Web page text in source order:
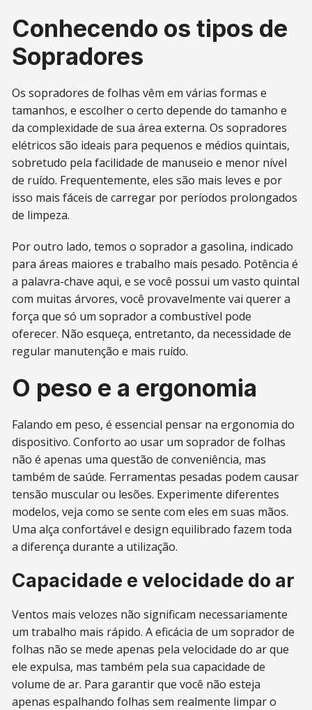
Conhecendo os tipos de
Sopradores
Os sopradores de folhas vêm em várias formas e
tamanhos, e escolher o certo depende do tamanho e
da complexidade de sua área externa. Os sopradores
elétricos são ideais para pequenos e médios quintais,
sobretudo pela facilidade de manuseio e menor nível
de ruído. Frequentemente, eles são mais leves e por
isso mais fáceis de carregar por períodos prolongados
de limpeza.
Por outro lado, temos o soprador a gasolina, indicado
para áreas maiores e trabalho mais pesado. Potência é
a palavra-chave aqui, e se você possui um vasto quintal
com muitas árvores, você provavelmente vai querer a
força que só um soprador a combustível pode
oferecer. Não esqueça, entretanto, da necessidade de
regular manutenção e mais ruído.
O peso e a ergonomia
Falando em peso, é essencial pensar na ergonomia do
dispositivo. Conforto ao usar um soprador de folhas
não é apenas uma questão de conveniência, mas
também de saúde. Ferramentas pesadas podem causar
tensão muscular ou lesões. Experimente diferentes
modelos, veja como se sente com eles em suas mãos.
Uma alça confortável e design equilibrado fazem toda
a diferença durante a utilização.
Capacidade e velocidade do ar
Ventos mais velozes não significam necessariamente
um trabalho mais rápido. A eficácia de um soprador de
folhas não se mede apenas pela velocidade do ar que
ele expulsa, mas também pela sua capacidade de
volume de ar. Para garantir que você não esteja
apenas espalhando folhas sem realmente limpar o